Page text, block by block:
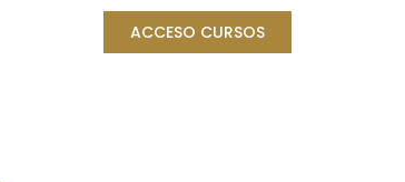
ACCESO CURSOS